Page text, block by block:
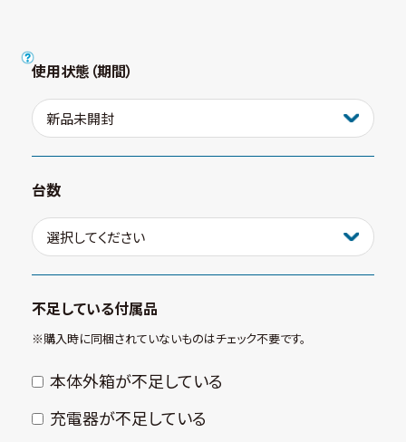
使用状態（期間）
台数
不足している付属品
※購⼊時に同梱されていないものはチェック不要です。
本体外箱が不⾜している
充電器が不⾜している